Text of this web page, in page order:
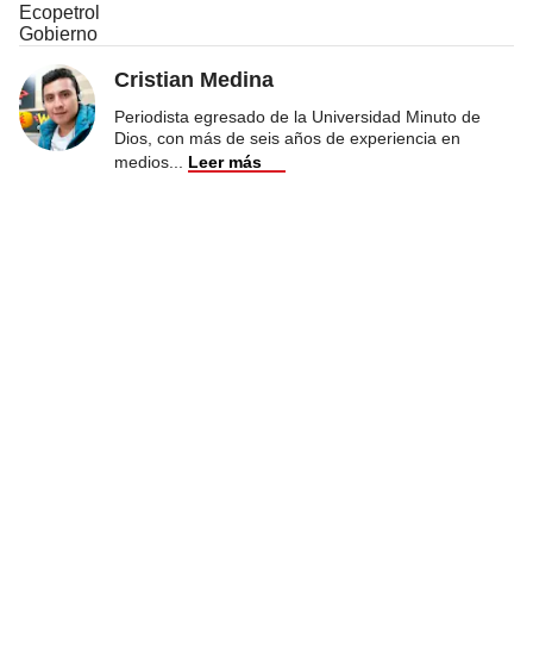
Ecopetrol
Gobierno
Cristian Medina
Periodista egresado de la Universidad Minuto de
Dios, con más de seis años de experiencia en
medios
Leer más